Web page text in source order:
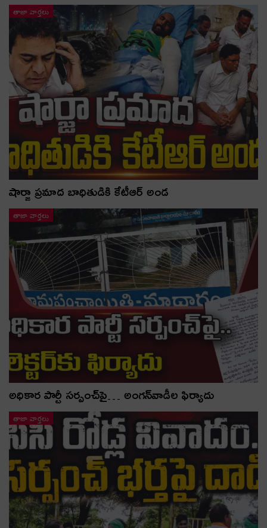
తాజా వార్తలు
షార్జా ప్రమాద బాధితుడికి కేటీఆర్ అండ
తాజా వార్తలు
అధికార పార్టీ స‌ర్పంచ్‌పై… అంగ‌న్‌వాడీల ఫిర్యాదు
తాజా వార్తలు